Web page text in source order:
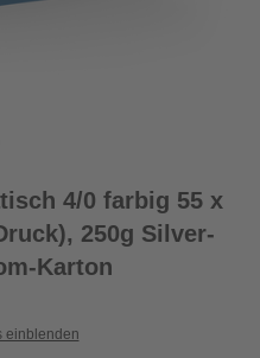
4/0 farbig 55 x
250g Silver-
Karton
einblenden